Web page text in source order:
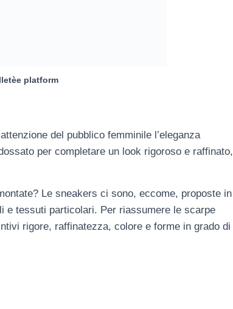
platform
del pubblico femminile l’eleganza
per completare un look rigoroso e raffinato,
Le sneakers ci sono, eccome, proposte in
e tessuti particolari. Per riassumere le scarpe
rigore, raffinatezza, colore e forme in grado di